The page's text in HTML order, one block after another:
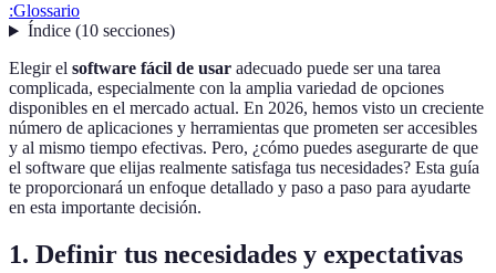
:Glossario
Índice(10 secciones)
Elegir el software fácil de usar adecuado puede ser una tarea
complicada, especialmente con la amplia variedad de opciones
disponibles en el mercado actual. En 2026, hemos visto un creciente
número de aplicaciones y herramientas que prometen ser accesibles
y al mismo tiempo efectivas. Pero, ¿cómo puedes asegurarte de que
el software que elijas realmente satisfaga tus necesidades? Esta guía
te proporcionará un enfoque detallado y paso a paso para ayudarte
en esta importante decisión.
1. Definir tus necesidades y expectativas